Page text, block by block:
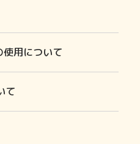
用について
て